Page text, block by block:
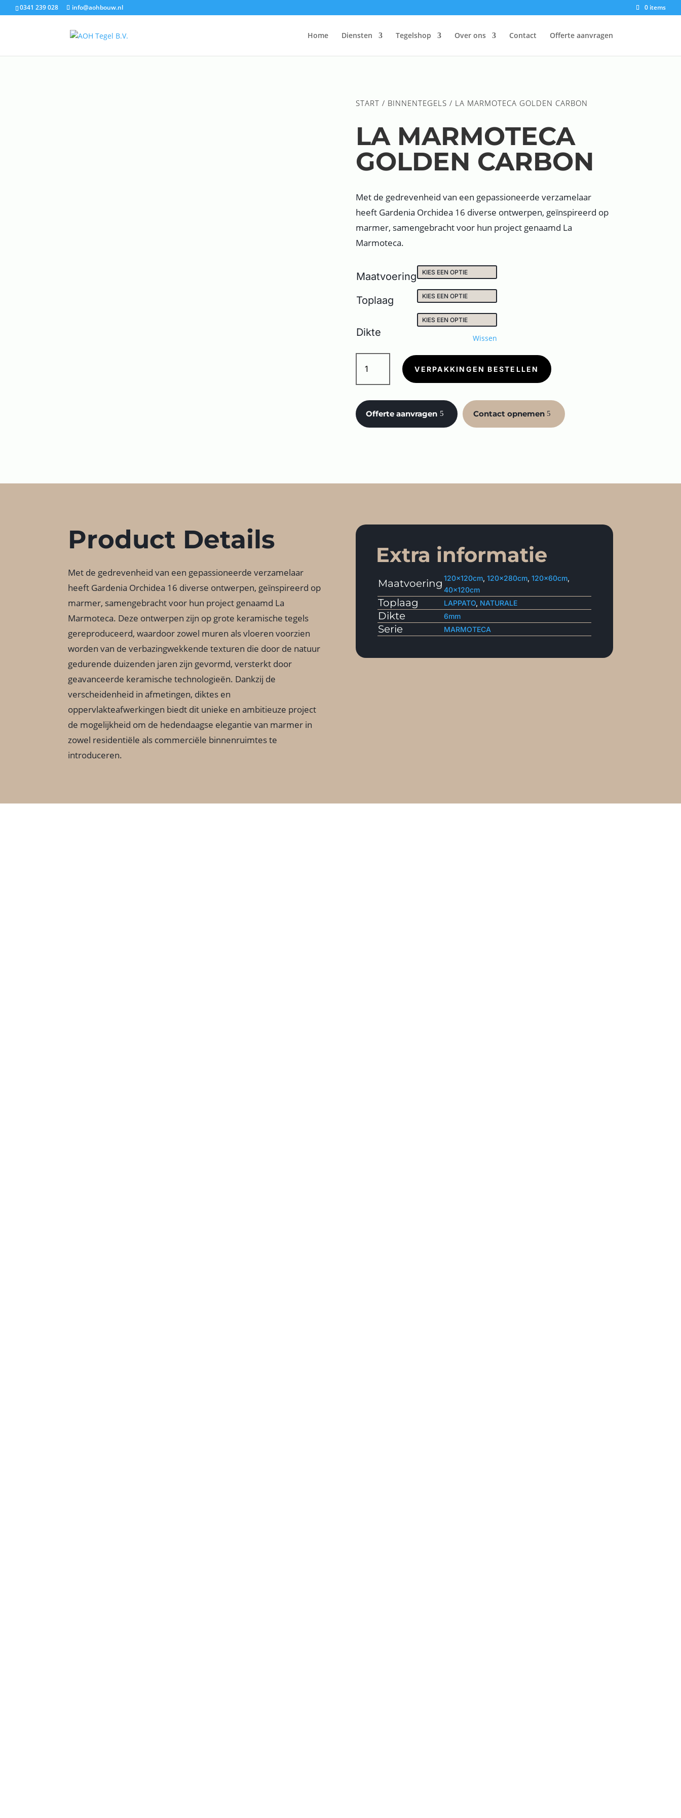
0341 239 028 info@aohbouw.nl 0 items
Home Diensten Tegelshop Over ons Contact Offerte aanvragen
START / BINNENTEGELS / LA MARMOTECA GOLDEN CARBON
LA MARMOTECA
GOLDEN CARBON
Met de gedrevenheid van een gepassioneerde verzamelaar
heeft Gardenia Orchidea 16 diverse ontwerpen, geïnspireerd op
marmer, samengebracht voor hun project genaamd La
Marmoteca.
Maatvoering
Toplaag
Dikte Wissen
LA
MARMOTECA
GOLDEN
aantal
VERPAKKINGEN BESTELLEN
Offerte aanvragen Contact opnemen
Product Details
Met de gedrevenheid van een gepassioneerde verzamelaar
heeft Gardenia Orchidea 16 diverse ontwerpen, geïnspireerd op
marmer, samengebracht voor hun project genaamd La
Marmoteca. Deze ontwerpen zijn op grote keramische tegels
gereproduceerd, waardoor zowel muren als vloeren voorzien
worden van de verbazingwekkende texturen die door de natuur
gedurende duizenden jaren zijn gevormd, versterkt door
geavanceerde keramische technologieën. Dankzij de
verscheidenheid in afmetingen, diktes en
oppervlakteafwerkingen biedt dit unieke en ambitieuze project
de mogelijkheid om de hedendaagse elegantie van marmer in
zowel residentiële als commerciële binnenruimtes te
introduceren.
Extra informatie
Maatvoering 120x120cm, 120x280cm, 120x60cm,
40x120cm
Toplaag LAPPATO, NATURALE
Dikte 6mm
Serie MARMOTECA